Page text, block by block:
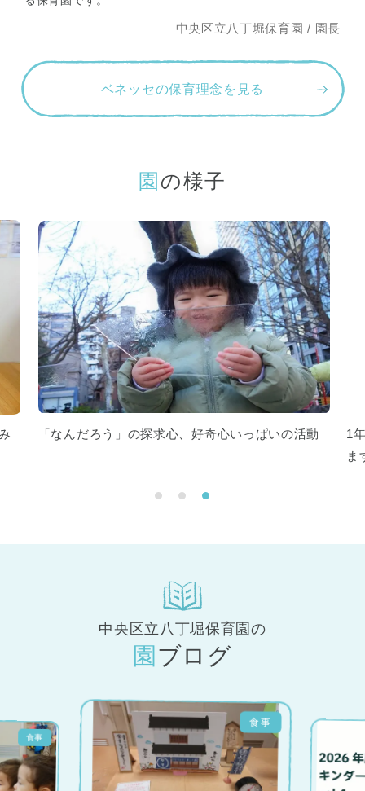
中央区立八丁堀保育園 / 園長
ベネッセの保育理念を見る
園の様子
「なんだろう」の探求心、好奇心いっぱいの活動
1
ま
中央区立八丁堀保育園の
園ブログ
食事
キンダー研究会